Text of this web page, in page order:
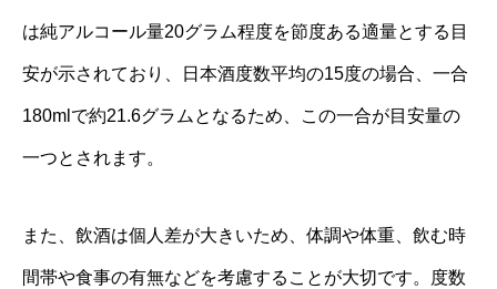
は純アルコール量20グラム程度を節度ある適量とする目
安が示されており、日本酒度数平均の15度の場合、一合
180mlで約21.6グラムとなるため、この一合が目安量の
一つとされます。
また、飲酒は個人差が大きいため、体調や体重、飲む時
間帯や食事の有無などを考慮することが大切です。度数